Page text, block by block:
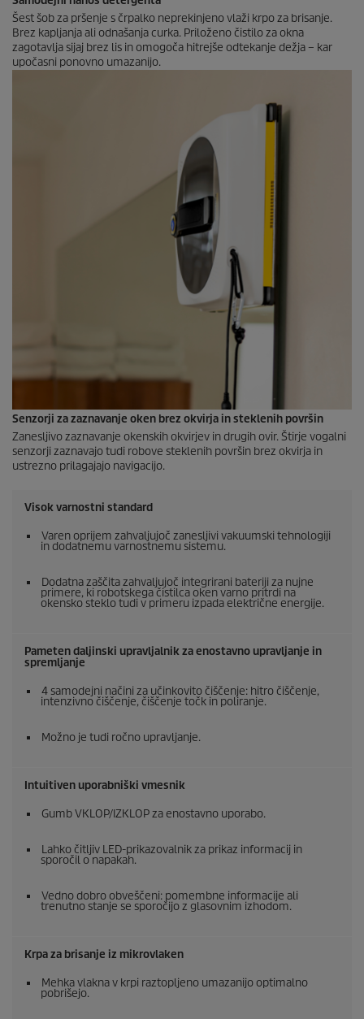
Šest šob za pršenje s črpalko neprekinjeno vlaži krpo za brisanje.
Brez kapljanja ali odnašanja curka. Priloženo čistilo za okna
zagotavlja sijaj brez lis in omogoča hitrejše odtekanje dežja – kar
upočasni ponovno umazanijo.
Senzorji za zaznavanje oken brez okvirja in steklenih površin
Zanesljivo zaznavanje okenskih okvirjev in drugih ovir. Štirje vogalni
senzorji zaznavajo tudi robove steklenih površin brez okvirja in
ustrezno prilagajajo navigacijo.
Visok varnostni standard
Varen oprijem zahvaljujoč zanesljivi vakuumski tehnologiji
in dodatnemu varnostnemu sistemu.
Dodatna zaščita zahvaljujoč integrirani bateriji za nujne
primere, ki robotskega čistilca oken varno pritrdi na
okensko steklo tudi v primeru izpada električne energije.
Pameten daljinski upravljalnik za enostavno upravljanje in
spremljanje
4 samodejni načini za učinkovito čiščenje: hitro čiščenje,
intenzivno čiščenje, čiščenje točk in poliranje.
Možno je tudi ročno upravljanje.
Intuitiven uporabniški vmesnik
Gumb VKLOP/IZKLOP za enostavno uporabo.
Lahko čitljiv LED-prikazovalnik za prikaz informacij in
sporočil o napakah.
Vedno dobro obveščeni: pomembne informacije ali
trenutno stanje se sporočijo z glasovnim izhodom.
Krpa za brisanje iz mikrovlaken
Mehka vlakna v krpi raztopljeno umazanijo optimalno
pobrišejo.